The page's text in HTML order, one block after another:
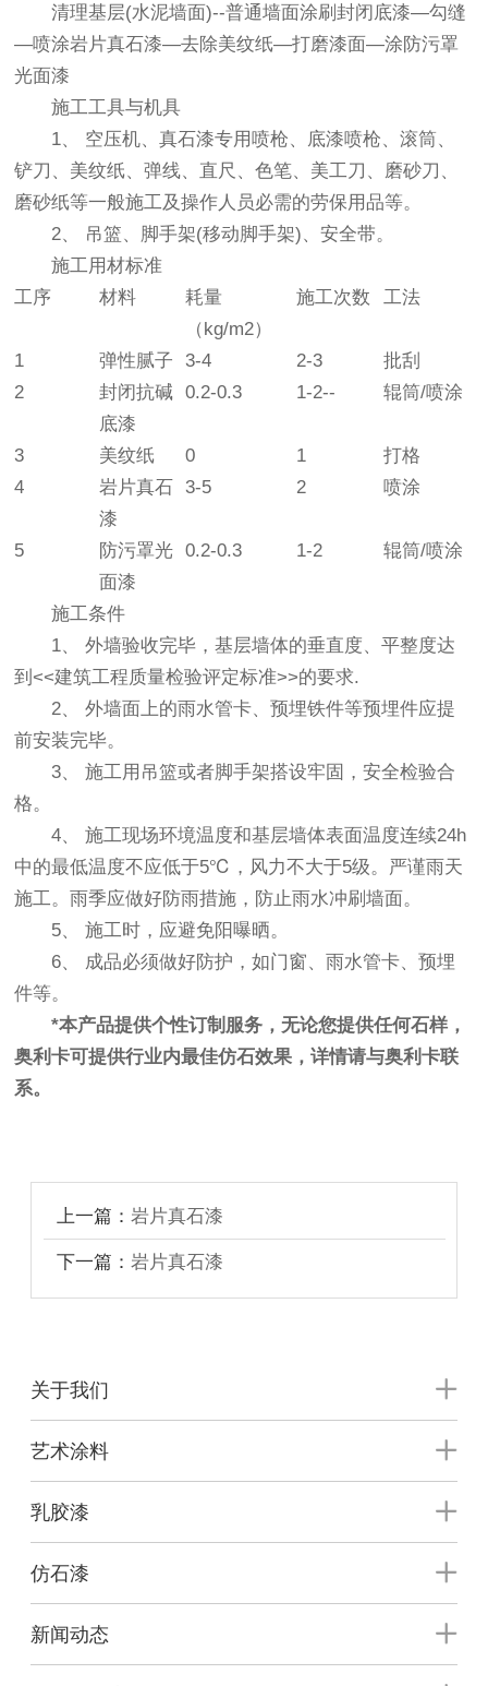
清理基层(水泥墙面)--普通墙面涂刷封闭底漆—勾缝
—喷涂岩片真石漆—去除美纹纸—打磨漆面—涂防污罩
光面漆
施工工具与机具
1、 空压机、真石漆专用喷枪、底漆喷枪、滚筒、
铲刀、美纹纸、弹线、直尺、色笔、美工刀、磨砂刀、
磨砂纸等一般施工及操作人员必需的劳保用品等。
2、 吊篮、脚手架(移动脚手架)、安全带。
施工用材标准
工序
材料
耗量
（kg/m2）
施工次数 工法
1 弹性腻子 3-4 2-3
批刮
2
封闭抗碱
底漆
0.2-0.3 1-2-- 辊筒/喷涂
3 美纹纸 0 1
打格
4
岩片真石
漆
3-5 2 喷涂
5
防污罩光
面漆
0.2-0.3 1-2 辊筒/喷涂
施工条件
1、 外墙验收完毕，基层墙体的垂直度、平整度达
到<<建筑工程质量检验评定标准>>的要求.
2、 外墙面上的雨水管卡、预埋铁件等预埋件应提
前安装完毕。
3、 施工用吊篮或者脚手架搭设牢固，安全检验合
格。
4、 施工现场环境温度和基层墙体表面温度连续24h
中的最低温度不应低于5℃，风力不大于5级。严谨雨天
施工。雨季应做好防雨措施，防止雨水冲刷墙面。
5、 施工时，应避免阳曝晒。
6、 成品必须做好防护，如门窗、雨水管卡、预埋
件等。
*本产品提供个性订制服务，无论您提供任何石样，
奥利卡可提供行业内最佳仿石效果，详情请与奥利卡联
系。
上一篇：岩片真石漆
下一篇：岩片真石漆
关于我们
艺术涂料
乳胶漆
仿石漆
新闻动态